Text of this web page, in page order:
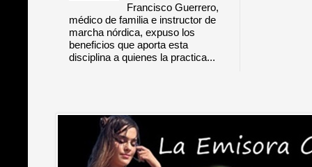
Francisco Guerrero,
médico de familia e instructor de
marcha nórdica, expuso los
beneficios que aporta esta
disciplina a quienes la practica...